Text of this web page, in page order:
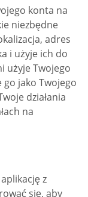
konta na
niezbędne
adres
i użyje ich do
użyje Twojego
go jako Twojego
działania
na
z
się, aby